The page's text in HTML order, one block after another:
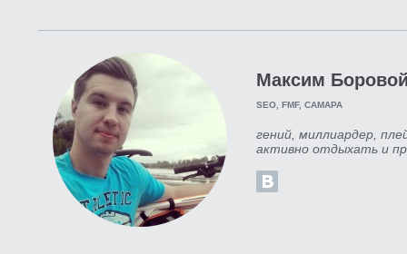
Максим
SEO, FMF, САМАРА
гений, миллиардер,
активно отдыхать и